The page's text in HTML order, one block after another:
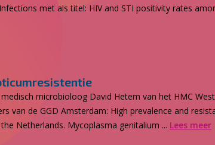
met als titel: HIV and STI positivity rates
microbioloog David Hetem van het HMC
van de GGD Amsterdam: High prevalence and
Netherlands. Mycoplasma genitalium ... Lees meer